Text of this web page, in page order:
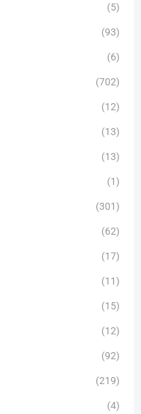
(5)
(93)
(6)
(702)
(12)
(13)
(13)
(1)
(301)
(62)
(17)
(11)
(15)
(12)
(92)
(219)
(4)